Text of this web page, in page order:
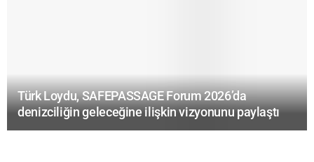
Türk Loydu, SAFEPASSAGE Forum 2026’da
denizciliğin geleceğine ilişkin vizyonunu paylaştı